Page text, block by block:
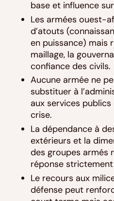
base et influence
Les armées ouest-
d’atouts
en puissance) mais
maillage, la
confiance des civils.
Aucune armée ne
substituer à
aux services
crise.
La dépendance à
extérieurs et la
des groupes armés
réponse
Le recours aux
défense peut